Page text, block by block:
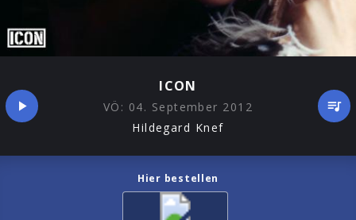
ICON
VÖ: 04. September 2012
Hildegard Knef
Hier bestellen